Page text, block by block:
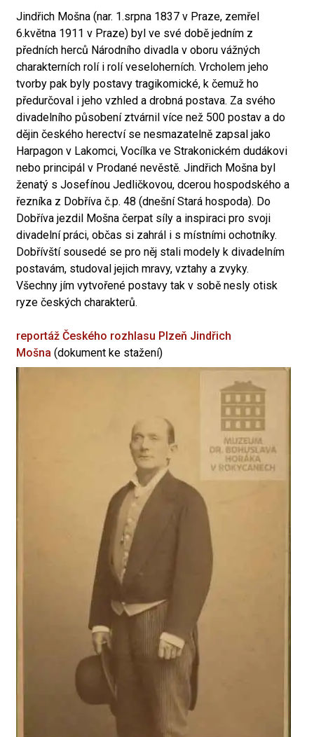
Jindřich Mošna (nar. 1.srpna 1837 v Praze, zemřel
6.května 1911 v Praze) byl ve své době jedním z
předních herců Národního divadla v oboru vážných
charakterních rolí i rolí veseloherních. Vrcholem jeho
tvorby pak byly postavy tragikomické, k čemuž ho
předurčoval i jeho vzhled a drobná postava. Za svého
divadelního působení ztvárnil více než 500 postav a do
dějin českého herectví se nesmazatelně zapsal jako
Harpagon v Lakomci, Vocílka ve Strakonickém dudákovi
nebo principál v Prodané nevěstě. Jindřich Mošna byl
ženatý s Josefínou Jedličkovou, dcerou hospodského a
řezníka z Dobříva č.p. 48 (dnešní Stará hospoda). Do
Dobříva jezdil Mošna čerpat síly a inspiraci pro svoji
divadelní práci, občas si zahrál i s místními ochotníky.
Dobřívští sousedé se pro něj stali modely k divadelním
postavám, studoval jejich mravy, vztahy a zvyky.
Všechny jím vytvořené postavy tak v sobě nesly otisk
ryze českých charakterů.
reportáž Českého rozhlasu Plzeň Jindřich
Mošna (dokument ke stažení)